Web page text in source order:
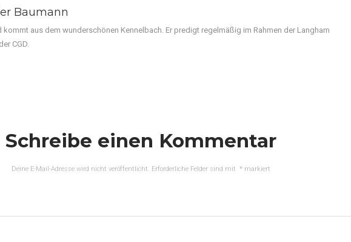
Baumann
kommt aus dem wunderschönen Kennelbach. Er predigt regelmäßig im Rahmen der Langham
CGD.
Schreibe einen Kommentar
Deine E-Mail-Adresse wird nicht veröffentlicht. Erforderliche Felder sind mit *markiert